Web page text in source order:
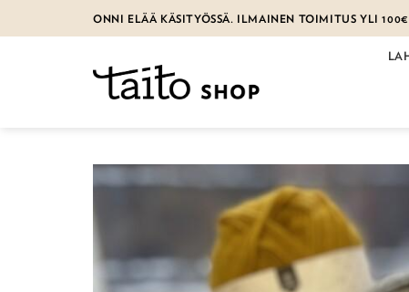
to
ONNI ELÄÄ KÄSITYÖSSÄ. ILMAINEN TOIMITUS YLI 100€